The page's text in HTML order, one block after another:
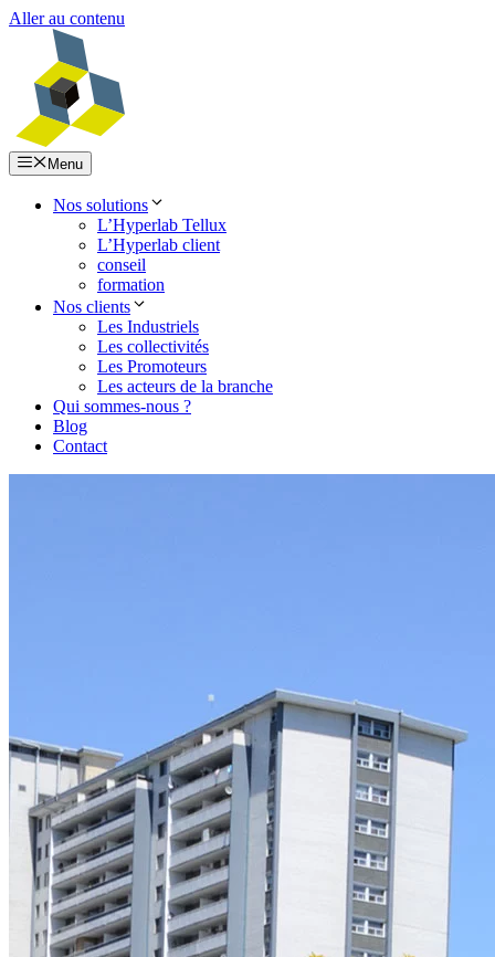
Aller au contenu
Menu
Nos solutions
L’Hyperlab Tellux
L’Hyperlab client
conseil
formation
Nos clients
Les Industriels
Les collectivités
Les Promoteurs
Les acteurs de la branche
Qui sommes-nous ?
Blog
Contact